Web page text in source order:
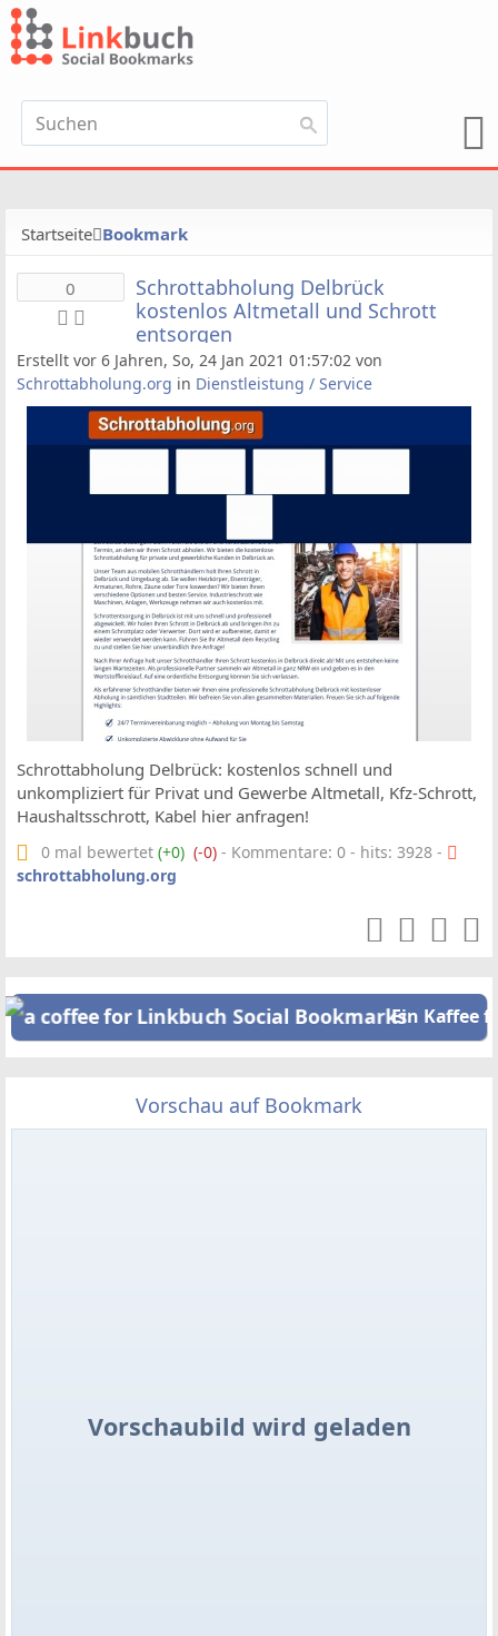
Startseite Bookmark
0
Schrottabholung Delbrück
kostenlos Altmetall und Schrott
entsorgen
Erstellt vor 6 Jahren, So, 24 Jan 2021 01:57:02 von
Schrottabholung.org in Dienstleistung / Service
Schrottabholung Delbrück: kostenlos schnell und
unkompliziert für Privat und Gewerbe Altmetall, Kfz-Schrott,
Haushaltsschrott, Kabel hier anfragen!
0 mal bewertet (+0) (-0) - Kommentare: 0 - hits: 3928 -
schrottabholung.org
Ein Kaffee
Vorschau auf Bookmark
Vorschaubild wird geladen